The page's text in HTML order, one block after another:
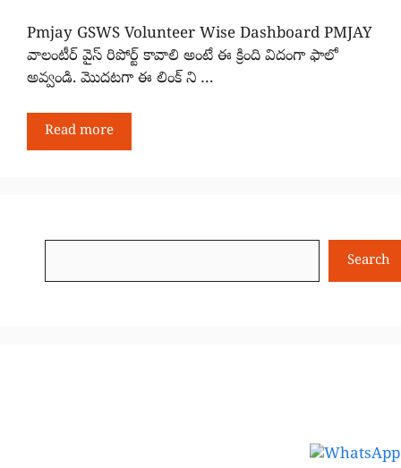
Pmjay GSWS Volunteer Wise Dashboard PMJAY
వాలంటీర్ వైస్ రిపోర్ట్ కావాలి అంటే ఈ క్రింది విదంగా ఫాలో
అవ్వండి. మొదటగా ఈ లింక్ ని …
Read more
Search